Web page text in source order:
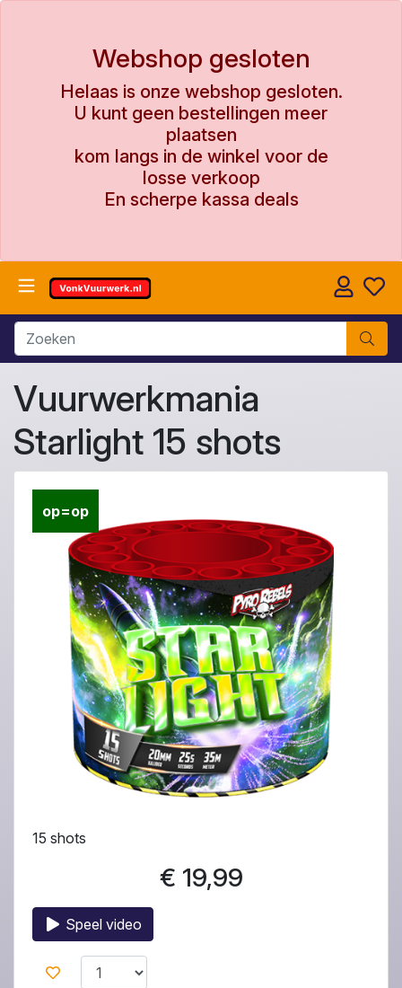
Webshop gesloten
Helaas is onze webshop gesloten.
U kunt geen bestellingen meer
plaatsen
kom langs in de winkel voor de
losse verkoop
En scherpe kassa deals
Vuurwerkmania
Starlight 15 shots
op=op
15 shots
€ 19,99
Speel video